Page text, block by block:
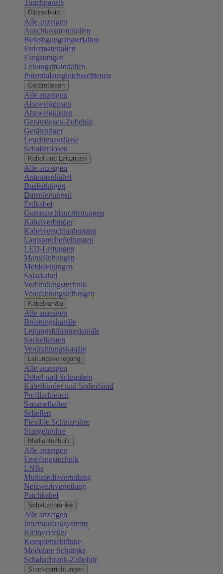
Touchpanels
Blitzschutz
Alle anzeigen
Anschlussmaterialien
Befestigungsmaterialien
Erdermaterialien
Fangstangen
Leitungsmaterialien
Potentialausgleichsschienen
Gerätedosen
Alle anzeigen
Abzweigdosen
Abzweigkästen
Gerätedosen-Zubehör
Geräteträger
Leuchtenauslässe
Schalterdosen
Kabel und Leitungen
Alle anzeigen
Antennenkabel
Busleitungen
Datenleitungen
Erdkabel
Gummischlauchleitungen
Kabelverbinder
Kabelverschraubungen
Lautsprecherleitungen
LED-Leitungen
Mantelleitungen
Meldeleitungen
Solarkabel
Verbindungstechnik
Verdrahtungsleitungen
Kabelkanäle
Alle anzeigen
Brüstungskanäle
Leitungsführungskanäle
Sockelleisten
Verdrahtungskanäle
Leitungsverlegung
Alle anzeigen
Dübel und Schrauben
Kabelbinder und Isolierband
Profilschienen
Sammelhalter
Schellen
Flexible Schutzrohre
Stangenrohre
Medientechnik
Alle anzeigen
Empfangstechnik
LNBs
Multimediaverteilung
Netzwerkverteilung
Patchkabel
Schaltschränke
Alle anzeigen
Innenausbausysteme
Kleinverteiler
Komplettschränke
Modulare Schränke
Schaltschrank-Zubehör
Steckvorrichtungen